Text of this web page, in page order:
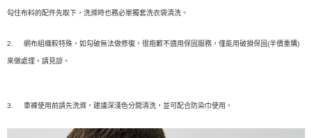
勾住布料的配件先取下，洗滌時也務必單獨套洗衣袋清洗。
2. 網布組織較特殊，如勾破無法做修復，很抱歉不適用保固服務，僅能用破損保固(半價重購)
來做處理，請見諒。
3. 車褲使用前請先洗滌，建議深淺色分開清洗，並可配合防染巾使用。